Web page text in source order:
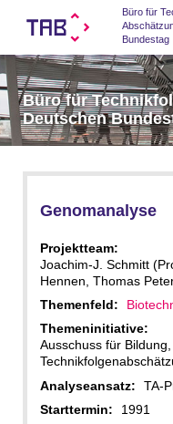
Büro für
Bundestag
Büro für
Deutschen
Genomanalyse
Projektteam:
Joachim-J. Schmitt
Hennen, Thomas
Themenfeld:
Themeninitiative:
Ausschuss für
Analyseansatz:
TA-
Starttermin:
1991